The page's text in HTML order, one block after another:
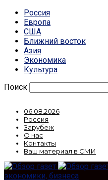
Россия
Европа
США
Ближний восток
Азия
Экономика
Культура
Поиск
06.08.2026
Россия
Зарубеж
О нас
Контакты
Ваш материал в СМИ
экономики, бизнеса